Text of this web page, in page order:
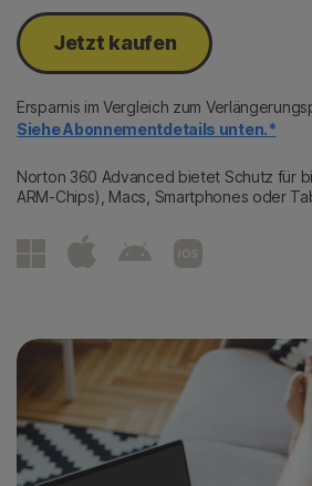
Jetzt kaufen
Ersparnis im Vergleich zum
Siehe Abonnementdetails unten.*
Norton 360 Advanced bietet Schutz für
ARM-Chips), Macs, Smartphones oder